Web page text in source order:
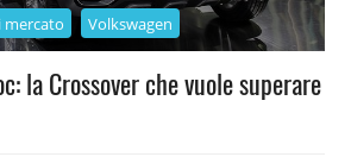
mercato Volkswagen
la Crossover che vuole superare